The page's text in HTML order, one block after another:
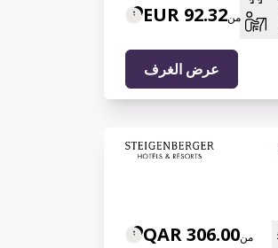
من92.32 EUR
عرض الغرف
من306.00 QAR